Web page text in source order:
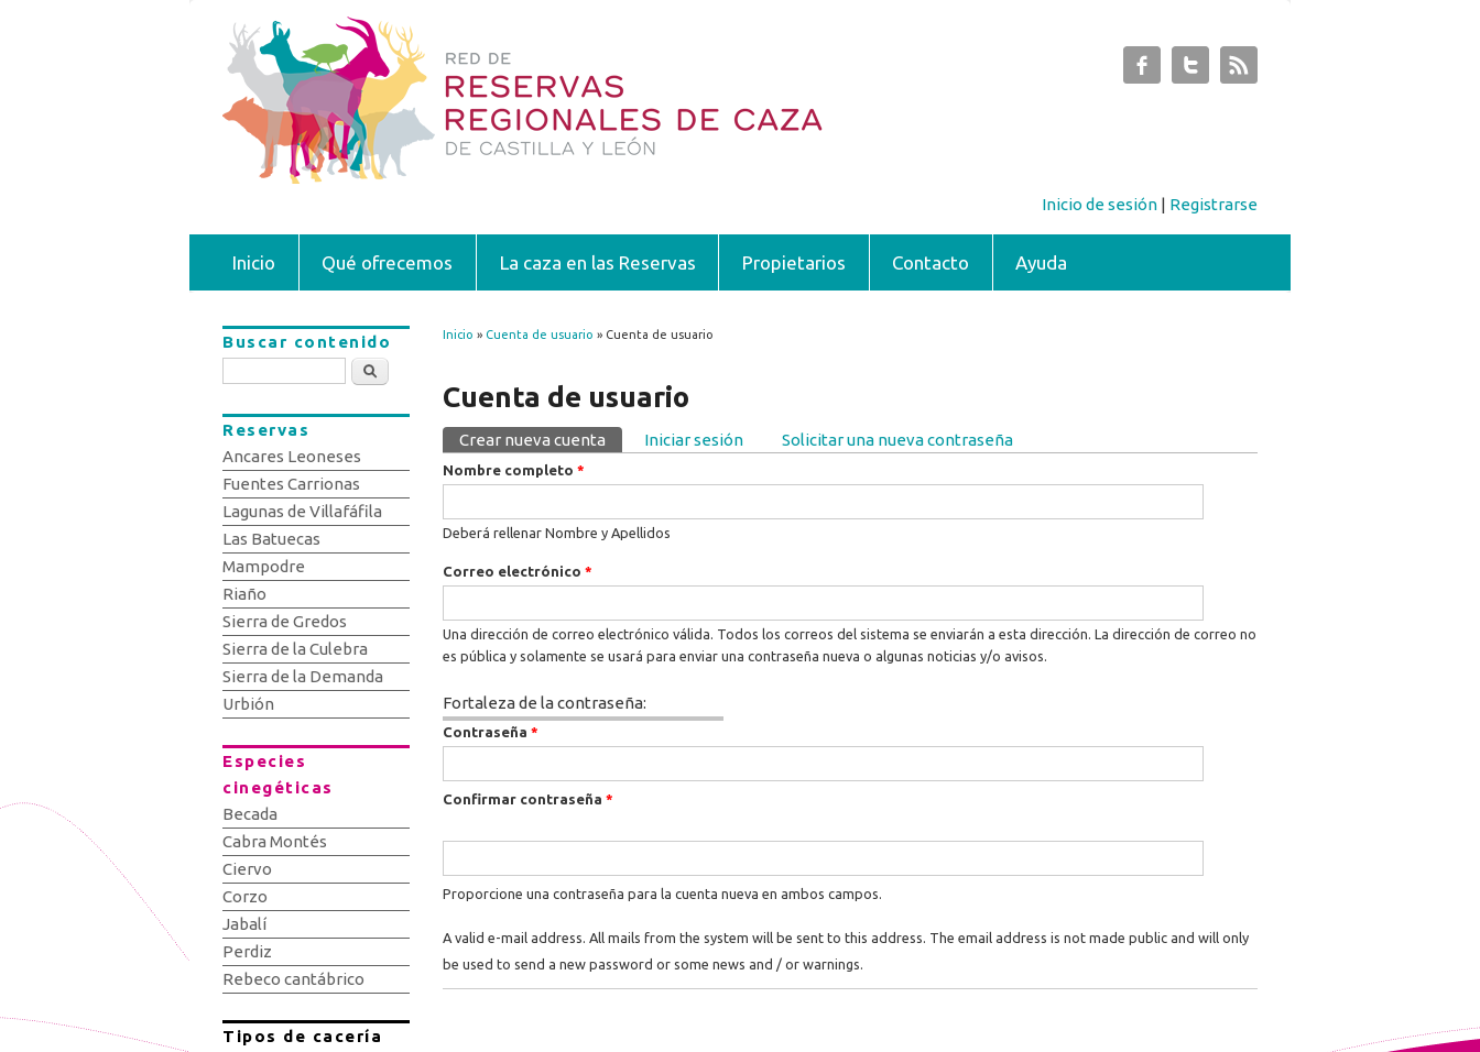
Inicio de sesión | Registrarse
Inicio Qué ofrecemos La caza en las Reservas Propietarios Contacto Ayuda
Se encuentra usted aquí
Inicio » Cuenta de usuario » Cuenta de usuario
Cuenta de usuario
Solapas principales
Crear nueva cuenta (solapa activa)
Iniciar sesión Solicitar una nueva contraseña
Nombre completo *
Deberá rellenar Nombre y Apellidos
Correo electrónico *
Una dirección de correo electrónico válida. Todos los correos del sistema se enviarán a esta dirección. La dirección de correo no
es pública y solamente se usará para enviar una contraseña nueva o algunas noticias y/o avisos.
Fortaleza de la contraseña:
Contraseña *
Confirmar contraseña *
Proporcione una contraseña para la cuenta nueva en ambos campos.
A valid e-mail address. All mails from the system will be sent to this address. The email address is not made public and will only
be used to send a new password or some news and / or warnings.
Buscar contenido
Buscar
Reservas
Ancares Leoneses
Fuentes Carrionas
Lagunas de Villafáfila
Las Batuecas
Mampodre
Riaño
Sierra de Gredos
Sierra de la Culebra
Sierra de la Demanda
Urbión
Especies
cinegéticas
Becada
Cabra Montés
Ciervo
Corzo
Jabalí
Perdiz
Rebeco cantábrico
Tipos de cacería